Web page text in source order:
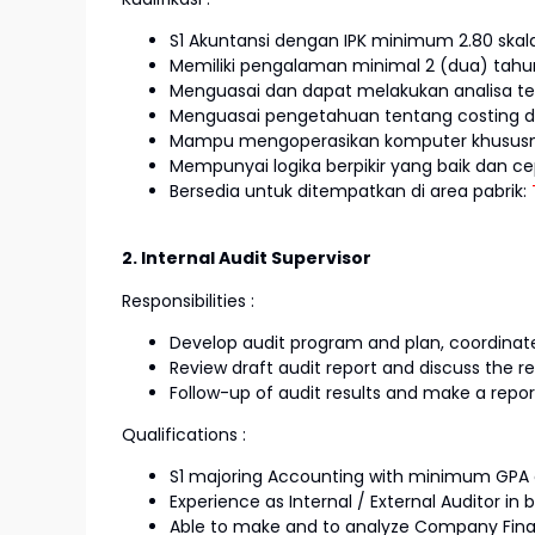
S1 Akuntansi dengan IPK minimum 2.80
Memiliki pengalaman minimal 2 (dua)
Menguasai dan dapat melakukan analisa
Menguasai pengetahuan tentang costing
Mampu mengoperasikan komputer
Mempunyai logika berpikir yang baik dan
Bersedia untuk ditempatkan di area pabrik:
2. Internal Audit Supervisor
Responsibilities :
Develop audit program and plan,
Review draft audit report and discuss the
Follow-up of audit results and make a
Qualifications :
S1 majoring Accounting with minimum
Experience as Internal / External Auditor in
Able to make and to analyze Company